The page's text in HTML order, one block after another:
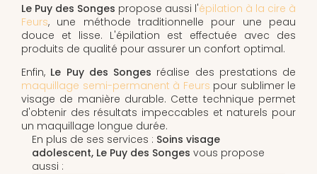
Le Puy des Songes propose aussi l'épilation à la cire à
Feurs, une méthode traditionnelle pour une peau
douce et lisse. L'épilation est effectuée avec des
produits de qualité pour assurer un confort optimal.
Enfin, Le Puy des Songes réalise des prestations de
maquillage semi-permanent à Feurs pour sublimer le
visage de manière durable. Cette technique permet
d'obtenir des résultats impeccables et naturels pour
un maquillage longue durée.
En plus de ses services : Soins visage
adolescent, Le Puy des Songes vous propose
aussi :